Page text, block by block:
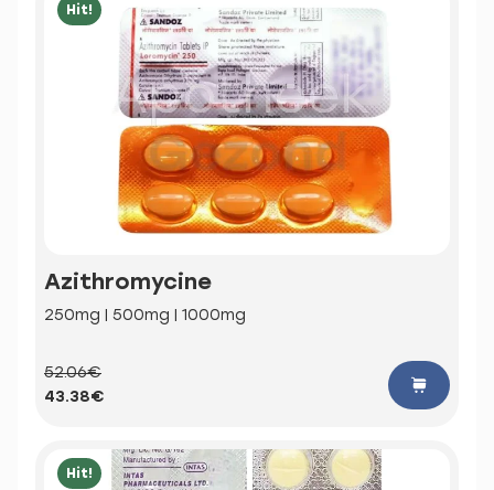
Hit!
Azithromycine
250mg | 500mg | 1000mg
52.06€
43.38€
Hit!